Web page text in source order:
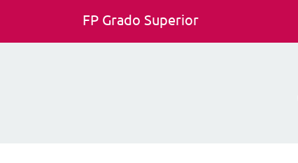
FP Grado Superior